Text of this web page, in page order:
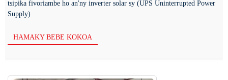
tsipika fivoriambe ho an'ny inverter solar sy (UPS Uninterrupted Power
Supply)
HAMAKY BEBE KOKOA